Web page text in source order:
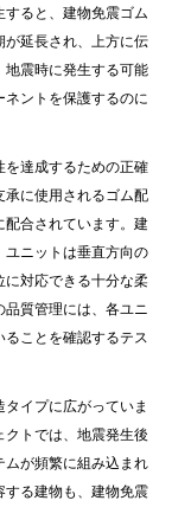
ると、建物免震ゴム
延長され、上方に伝
震時に発生する可能
ントを保護するのに
達成するための正確
に使用されるゴム配
合されています。建
ニットは垂直方向の
対応できる十分な柔
質管理には、各ユニ
ことを確認するテス
イプに広がっていま
トでは、地震発生後
が頻繁に組み込まれ
る建物も、建物免震